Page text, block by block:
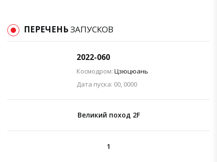
ПЕРЕЧЕНЬЗАПУСКОВ
2022-060
Космодром: Цзюцюань
Дата пуска: 00, 0000
Великий поход 2F
1